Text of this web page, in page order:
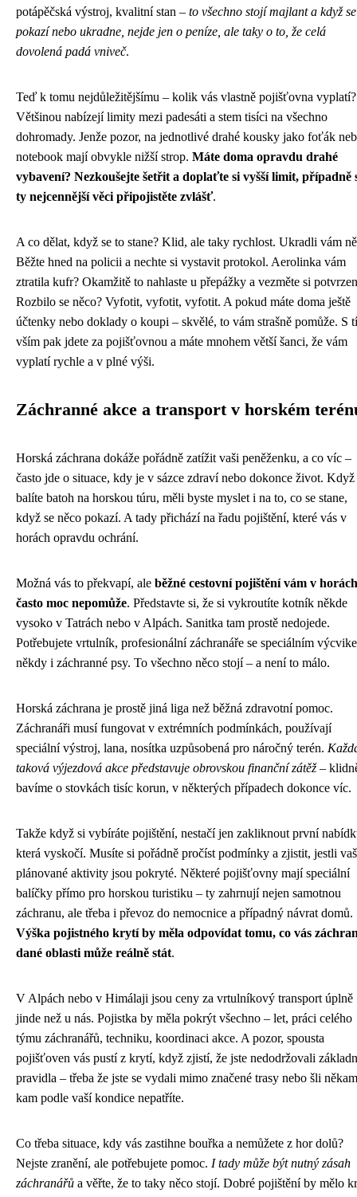
potápěčská výstroj, kvalitní stan – to všechno stojí majlant a když
pokazí nebo ukradne, nejde jen o peníze, ale taky o to, že celá
dovolená padá vniveč.
Teď k tomu nejdůležitějšímu – kolik vás vlastně pojišťovna vyplatí?
Většinou nabízejí limity mezi padesáti a stem tisíci na všechno
dohromady. Jenže pozor, na jednotlivé drahé kousky jako foťák
notebook mají obvykle nižší strop. Máte doma opravdu drahé
vybavení? Nezkoušejte šetřit a doplaťte si vyšší limit, případně
ty nejcennější věci připojistěte zvlášť.
A co dělat, když se to stane? Klid, ale taky rychlost. Ukradli vám
Běžte hned na policii a nechte si vystavit protokol. Aerolinka vám
ztratila kufr? Okamžitě to nahlaste u přepážky a vezměte si
Rozbilo se něco? Vyfotit, vyfotit, vyfotit. A pokud máte doma ještě
účtenky nebo doklady o koupi – skvělé, to vám strašně pomůže. S
vším pak jdete za pojišťovnou a máte mnohem větší šanci, že vám
vyplatí rychle a v plné výši.
Záchranné akce a transport v horském
Horská záchrana dokáže pořádně zatížit vaši peněženku, a co víc –
často jde o situace, kdy je v sázce zdraví nebo dokonce život. Když
balíte batoh na horskou túru, měli byste myslet i na to, co se stane,
když se něco pokazí. A tady přichází na řadu pojištění, které vás v
horách opravdu ochrání.
Možná vás to překvapí, ale běžné cestovní pojištění vám v horách
často moc nepomůže. Představte si, že si vykroutíte kotník někde
vysoko v Tatrách nebo v Alpách. Sanitka tam prostě nedojede.
Potřebujete vrtulník, profesionální záchranáře se speciálním
někdy i záchranné psy. To všechno něco stojí – a není to málo.
Horská záchrana je prostě jiná liga než běžná zdravotní pomoc.
Záchranáři musí fungovat v extrémních podmínkách, používají
speciální výstroj, lana, nosítka uzpůsobená pro náročný terén.
taková výjezdová akce představuje obrovskou finanční zátěž–
bavíme o stovkách tisíc korun, v některých případech dokonce víc.
Takže když si vybíráte pojištění, nestačí jen zakliknout první
která vyskočí. Musíte si pořádně pročíst podmínky a zjistit, jestli
plánované aktivity jsou pokryté. Některé pojišťovny mají speciální
balíčky přímo pro horskou turistiku – ty zahrnují nejen samotnou
záchranu, ale třeba i převoz do nemocnice a případný návrat domů.
Výška pojistného krytí by měla odpovídat tomu, co vás
dané oblasti může reálně stát.
V Alpách nebo v Himálaji jsou ceny za vrtulníkový transport úplně
jinde než u nás. Pojistka by měla pokrýt všechno – let, práci celého
týmu záchranářů, techniku, koordinaci akce. A pozor, spousta
pojišťoven vás pustí z krytí, když zjistí, že jste nedodržovali
pravidla – třeba že jste se vydali mimo značené trasy nebo šli
kam podle vaší kondice nepatříte.
Co třeba situace, kdy vás zastihne bouřka a nemůžete z hor dolů?
Nejste zranění, ale potřebujete pomoc. I tady může být nutný zásah
záchranářů a věřte, že to taky něco stojí. Dobré pojištění by mělo